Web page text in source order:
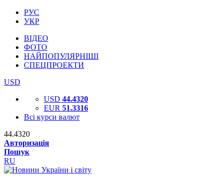
РУС
УКР
ВІДЕО
ФОТО
НАЙПОПУЛЯРНІШІ
СПЕЦПРОЕКТИ
USD
USD 44.4320
EUR 51.3316
Всі курси валют
44.4320
Авторизація
Пошук
RU